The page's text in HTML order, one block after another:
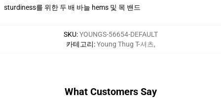
sturdiness를 위한 두 배 바늘 hems 및 목 밴드
SKU:YOUNGS-56654-DEFAULT
카테고리:Young Thug T-셔츠,
What Customers Say